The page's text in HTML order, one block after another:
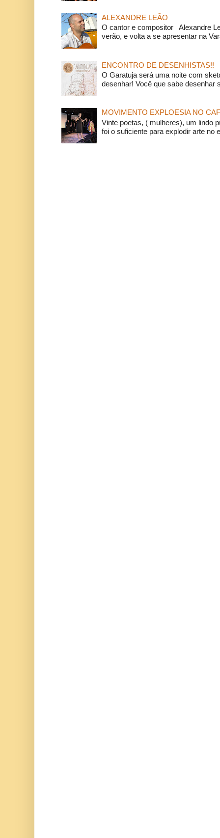
ALEXANDRE LEÃO
O cantor e compositor Alexandre
verão, e volta a se apresentar na
ENCONTRO DE DESENHISTAS!!
O Garatuja será uma noite com
desenhar! Você que sabe desenhar
MOVIMENTO EXPLOESIA NO
Vinte poetas, ( mulheres), um lindo
foi o suficiente para explodir arte no